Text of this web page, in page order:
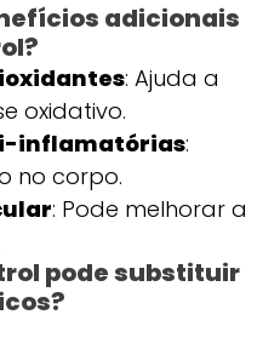
adicionais
: Ajuda a
oxidativo.
inflamatórias:
no corpo.
: Pode melhorar a
pode substituir